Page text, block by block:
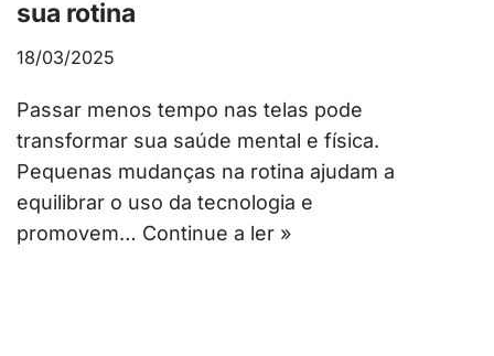
sua rotina
18/03/2025
Passar menos tempo nas telas pode
transformar sua saúde mental e física.
Pequenas mudanças na rotina ajudam a
equilibrar o uso da tecnologia e
promovem… Continue a ler »